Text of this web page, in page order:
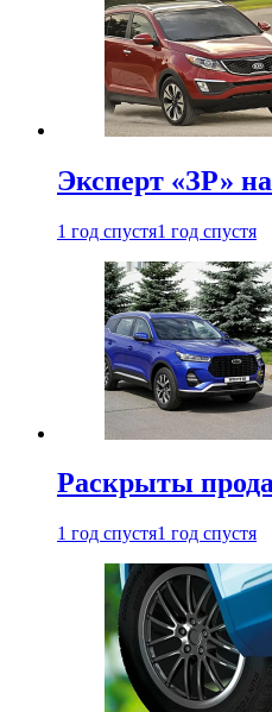
Эксперт «ЗР»
1 год спустя1 год спустя
Раскрыты
1 год спустя1 год спустя